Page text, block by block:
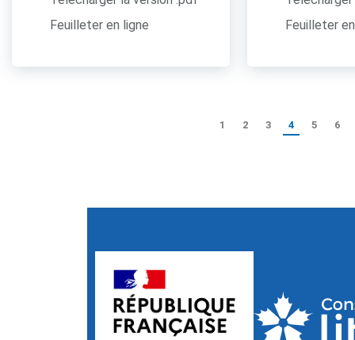
Feuilleter en ligne
Feuilleter
1 2 3 4 5 6